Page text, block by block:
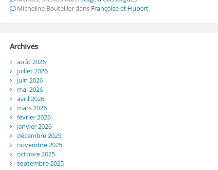
Micheline Bouteillerdans Françoise et Hubert
Archives
août 2026
juillet 2026
juin 2026
mai 2026
avril 2026
mars 2026
février 2026
janvier 2026
décembre 2025
novembre 2025
octobre 2025
septembre 2025